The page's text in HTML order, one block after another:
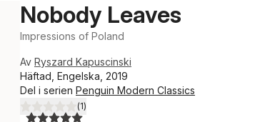
Nobody Leaves
Impressions of Poland
Av Ryszard Kapuscinski
Häftad, Engelska, 2019
Del i serien Penguin Modern Classics
5,0utav 5 stjärnor. Totalt antal röster:
(1)